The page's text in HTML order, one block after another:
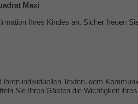
Maxi
Ihres Kindes an. Sicher freuen
individuellen Texten, dem
Sie Ihren Gästen die Wichtigkeit